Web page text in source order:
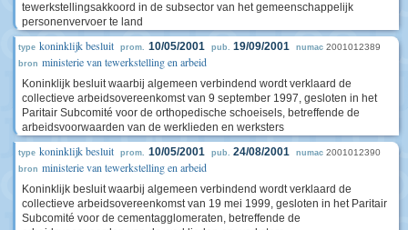
tewerkstellingsakkoord in de subsector van het gemeenschappelijk
personenvervoer te land
type koninklijk besluit prom. 10/05/2001 pub. 19/09/2001 numac 2001012389
bron ministerie van tewerkstelling en arbeid
Koninklijk besluit waarbij algemeen verbindend wordt verklaard de
collectieve arbeidsovereenkomst van 9 september 1997, gesloten in het
Paritair Subcomité voor de orthopedische schoeisels, betreffende de
arbeidsvoorwaarden van de werklieden en werksters
type koninklijk besluit prom. 10/05/2001 pub. 24/08/2001 numac 2001012390
bron ministerie van tewerkstelling en arbeid
Koninklijk besluit waarbij algemeen verbindend wordt verklaard de
collectieve arbeidsovereenkomst van 19 mei 1999, gesloten in het Paritair
Subcomité voor de cementagglomeraten, betreffende de